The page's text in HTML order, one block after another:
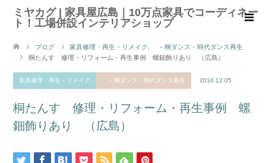
ミヤカグ | 家具屋広島｜10万点家具でコーディネー
ト！工場併設インテリアショップ
ブログ 家具修理・再生・リメイク
－桐ダンス・時代ダンス再生
桐たんす 修理・リフォーム・再生事例 螺鈿飾りあり （広島）
家具修理・再生・リメイク －桐ダンス・時代ダンス再生 2016.12.05
桐たんす 修理・リフォーム・再生事例 螺
鈿飾りあり （広島）